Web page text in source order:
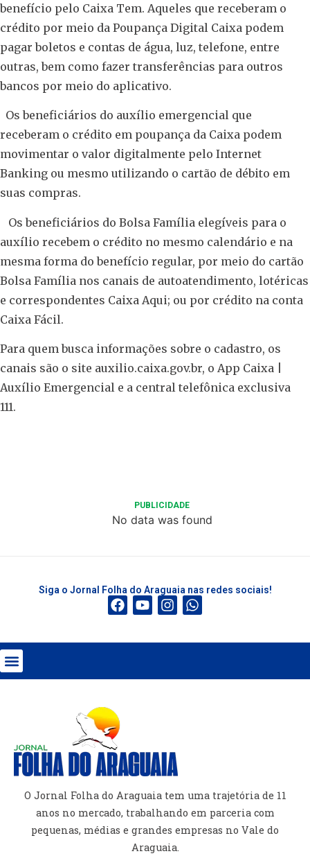
benefício pelo Caixa Tem. Aqueles que receberam o
crédito por meio da Poupança Digital Caixa podem
pagar boletos e contas de água, luz, telefone, entre
outras, bem como fazer transferências para outros
bancos por meio do aplicativo.
Os beneficiários do auxílio emergencial que
receberam o crédito em poupança da Caixa podem
movimentar o valor digitalmente pelo Internet
Banking ou mesmo utilizando o cartão de débito em
suas compras.
Os beneficiários do Bolsa Família elegíveis para o
auxílio recebem o crédito no mesmo calendário e na
mesma forma do benefício regular, por meio do cartão
Bolsa Família nos canais de autoatendimento, lotéricas
e correspondentes Caixa Aqui; ou por crédito na conta
Caixa Fácil.
Para quem busca informações sobre o cadastro, os
canais são o site auxilio.caixa.gov.br, o App Caixa |
Auxílio Emergencial e a central telefônica exclusiva
111.
PUBLICIDADE
No data was found
Siga o Jornal Folha do Araguaia nas redes sociais!
O Jornal Folha do Araguaia tem uma trajetória de 11
anos no mercado, trabalhando em parceria com
pequenas, médias e grandes empresas no Vale do
Araguaia.